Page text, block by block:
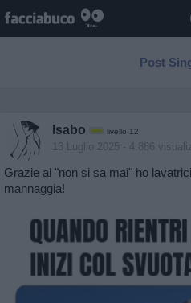
Post
Isabo livello 12
13 Luglio 2025 - 4.886
Grazie al "non si sa mai" ho
mannaggia!